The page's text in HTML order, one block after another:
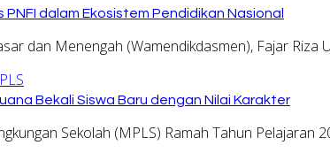
dalam Ekosistem Pendidikan Nasional
dan Menengah (Wamendikdasmen), Fajar Riza
Bekali Siswa Baru dengan Nilai Karakter
Sekolah (MPLS) Ramah Tahun Pelajaran